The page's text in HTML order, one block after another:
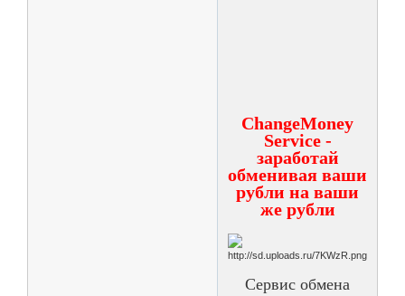
ChangeMoney
Service -
заработай
обменивая ваши
рубли на ваши
же рубли
Сервис обмена